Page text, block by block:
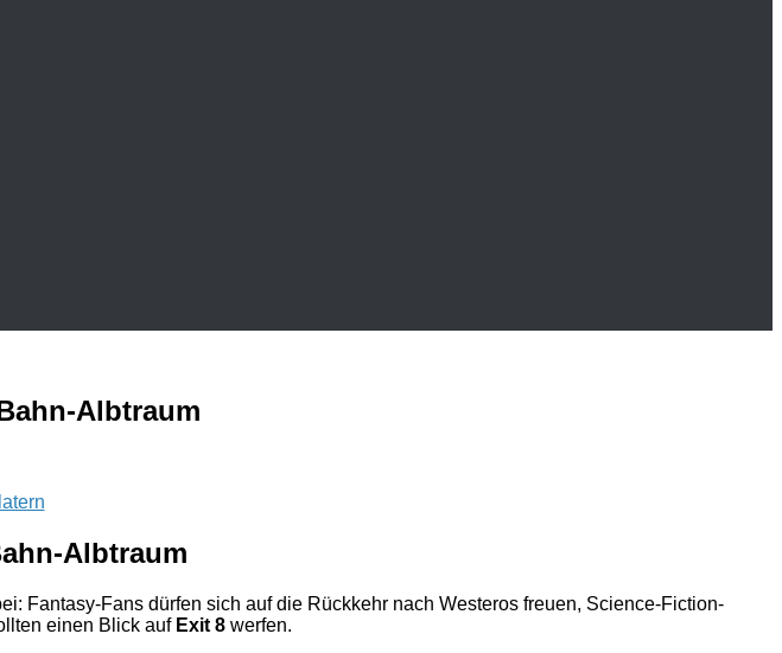
Albtraum
Albtraum
Fantasy-Fans dürfen sich auf die Rückkehr nach Westeros freuen, Science-Fiction-
einen Blick auf Exit 8 werfen.